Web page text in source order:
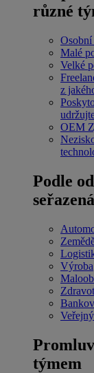
různé
Malé
Velké
z
OEM
Podle
Výroba
týmem